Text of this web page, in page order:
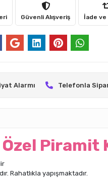
Güvenli Alışveriş İade ve
Alarmı Telefonla
Piramit
Rahatlıkla yapışmaktadır.